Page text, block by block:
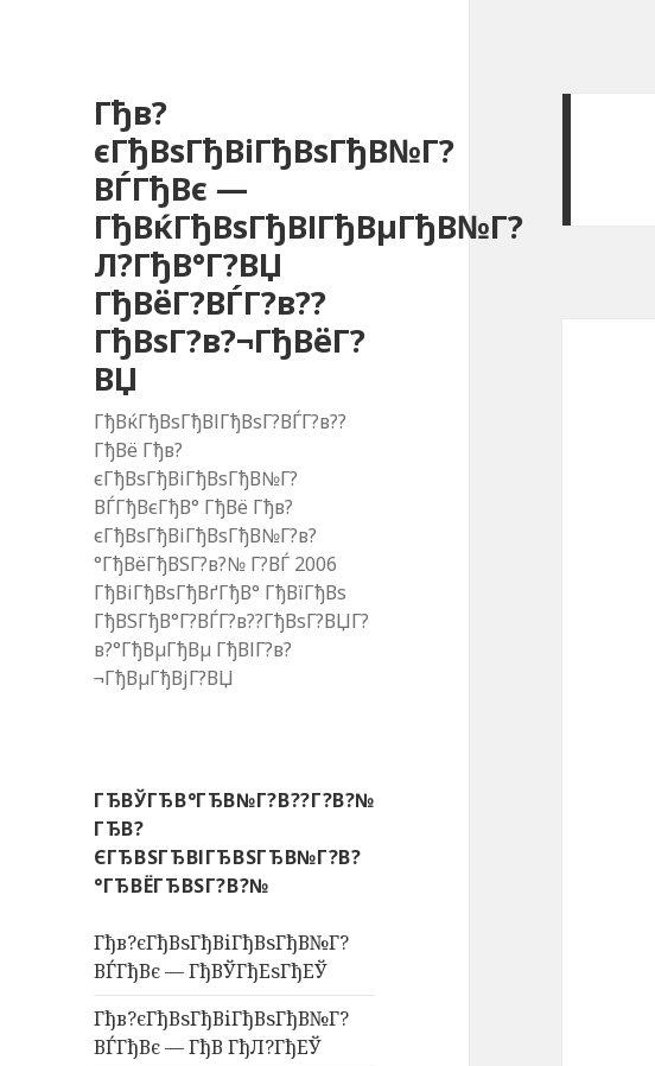
Гђв?
єГђВѕГђВіГђВѕГђВ№Г?
ВЃГђВє —
ГђВќГђВѕГђВІГђВµГђВ№Г?
Л?ГђВ°Г?ВЏ
ГђВёГ?ВЃГ?в??
ГђВѕГ?в?¬ГђВёГ?
ВЏ
ГђВќГђВѕГђВІГђВѕГ?ВЃГ?в??
ГђВё Гђв?
єГђВѕГђВіГђВѕГђВ№Г?
ВЃГђВєГђВ° ГђВё Гђв?
єГђВѕГђВіГђВѕГђВ№Г?в?
°ГђВёГђВЅГ?в?№ Г?ВЃ 2006
ГђВіГђВѕГђВґГђВ° ГђВїГђВѕ
ГђВЅГђВ°Г?ВЃГ?в??ГђВѕГ?ВЏГ?
в?°ГђВµГђВµ ГђВІГ?в?
¬ГђВµГђВјГ?ВЏ
ГЂВЎГЂВ°ГЂВ№Г?В??Г?В?№
ГЂВ?
ЄГЂВЅГЂВІГЂВЅГЂВ№Г?В?
°ГЂВЁГЂВЅГ?В?№
Гђв?єГђВѕГђВіГђВѕГђВ№Г?
ВЃГђВє — ГђВЎГђЕѕГђЕЎ
Гђв?єГђВѕГђВіГђВѕГђВ№Г?
ВЃГђВє — ГђВ ГђЛ?ГђЕЎ